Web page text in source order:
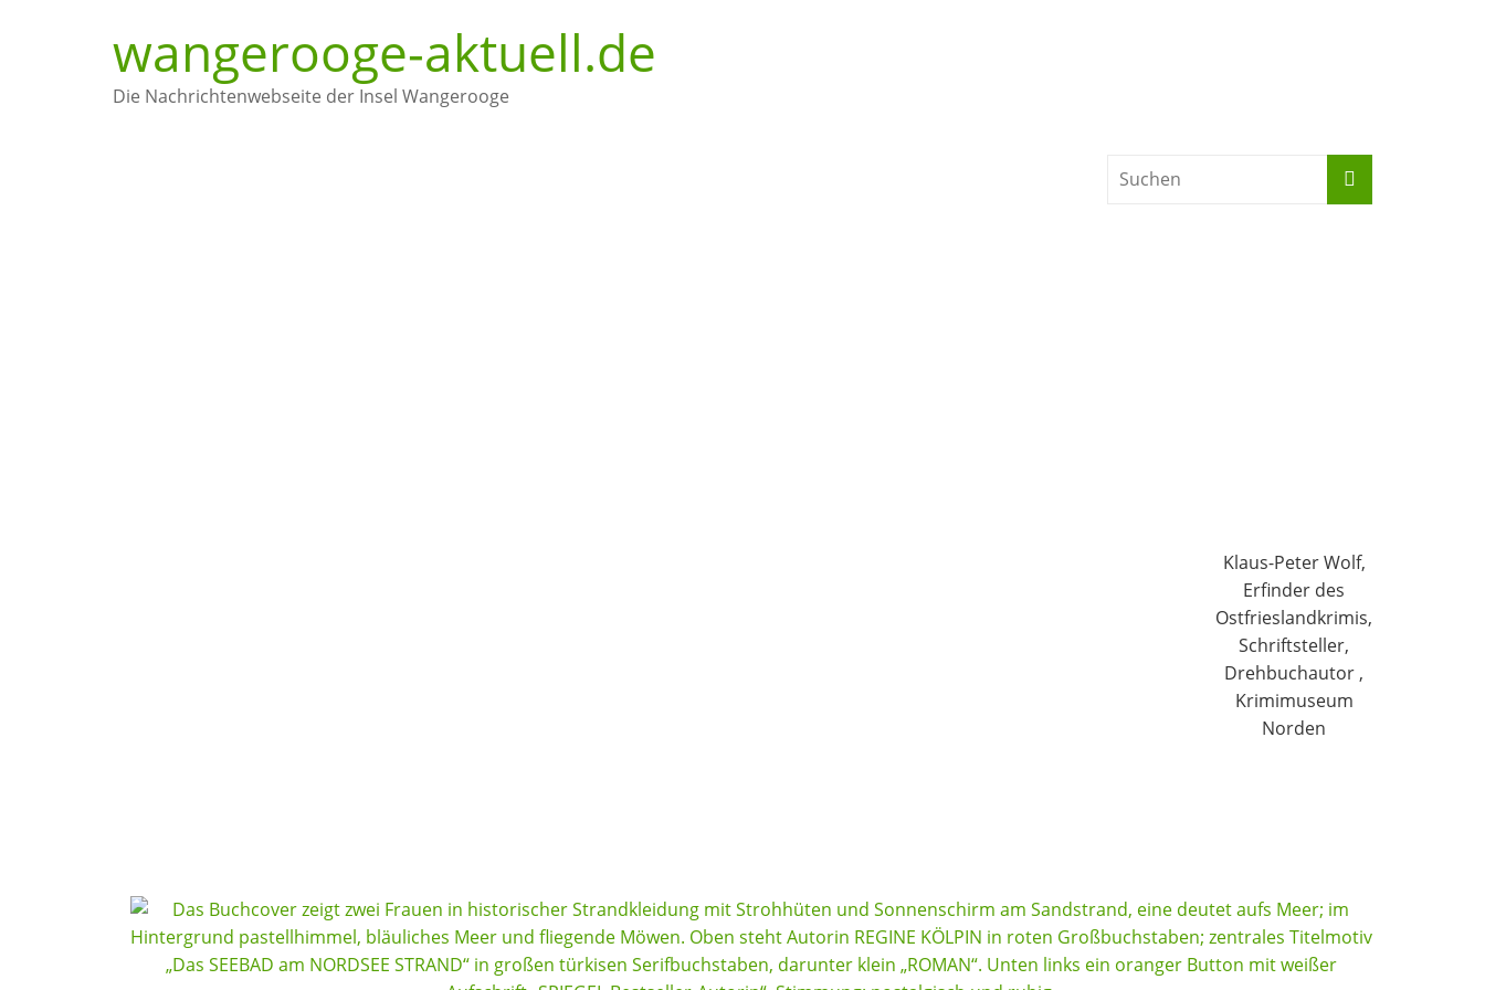
wangerooge-aktuell.de
Die Nachrichtenwebseite der Insel Wangerooge
Klaus-Peter Wolf,
Erfinder des
Ostfrieslandkrimis,
Schriftsteller,
Drehbuchautor ,
Krimimuseum
Norden